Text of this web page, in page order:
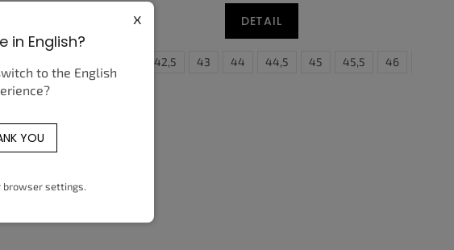
DETAIL
42,5 43 44 44,5 45 45,5 46
in English?
x
to the English
YOU
browser settings.